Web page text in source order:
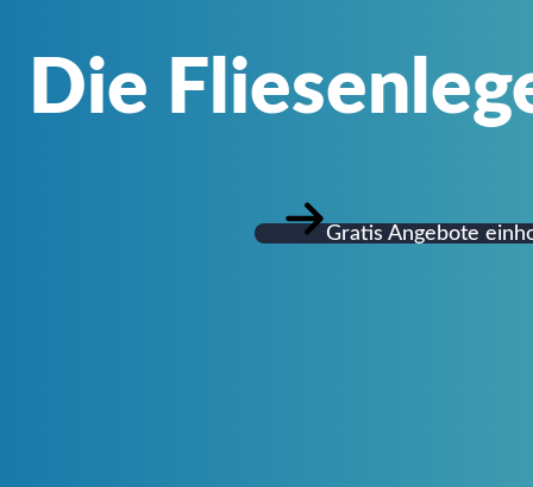
Die
Gratis Angebote